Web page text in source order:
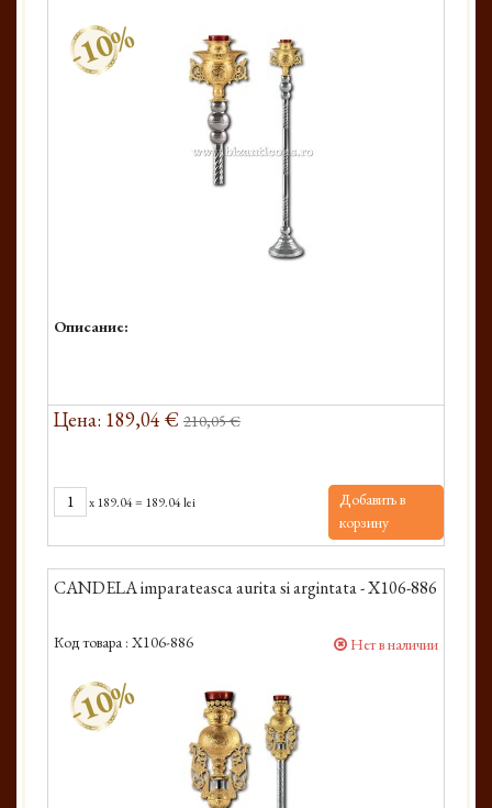
-10%
Описание:
Цена: 189,04 € 210,05 €
x189.04= 189.04 lei
Добавить в
корзину
CANDELA imparateasca aurita si argintata - X106-886
Код товара : X106-886 Нет в наличии
-10%